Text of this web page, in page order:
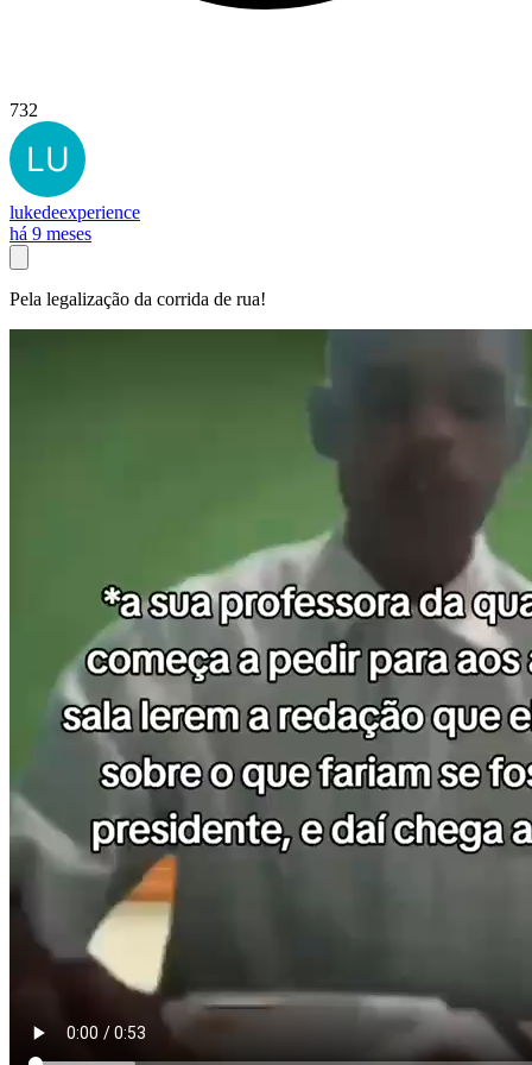
732
lukedeexperience
há 9 meses
Pela legalização da corrida de rua!